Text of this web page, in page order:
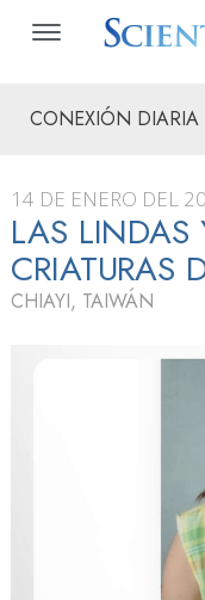
CONEXIÓN DIARIA
14 DE ENERO DEL
LAS LINDAS
CRIATURAS
CHIAYI, TAIWÁN